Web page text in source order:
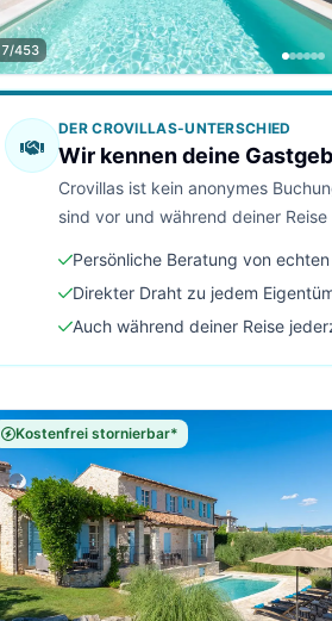
7/453
DER CROVILLAS-UNTERSCHIED
Wir kennen deine
Crovillas ist kein anonymes
sind vor und während deiner
Persönliche Beratung von
Direkter Draht zu jedem
Auch während deiner Reise
Kostenfrei stornierbar*